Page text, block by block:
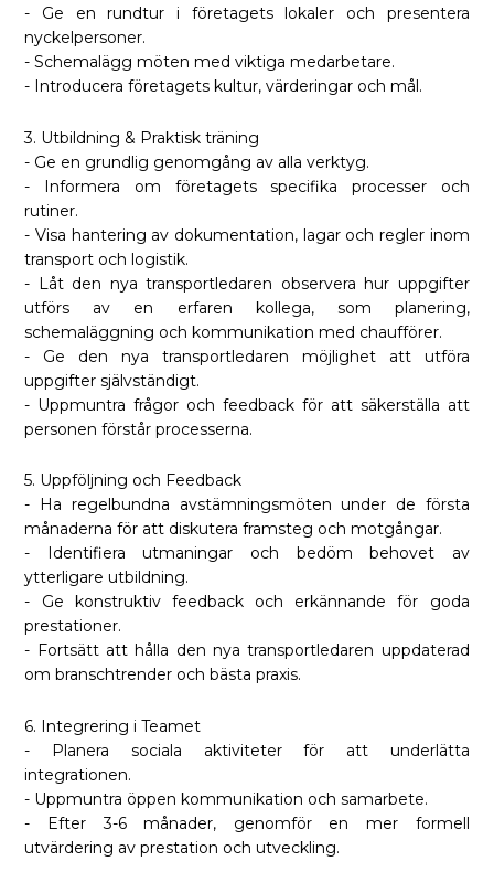
- Ge en rundtur i företagets lokaler och presentera
nyckelpersoner.
- Schemalägg möten med viktiga medarbetare.
- Introducera företagets kultur, värderingar och mål.
3. Utbildning & Praktisk träning
- Ge en grundlig genomgång av alla verktyg.
- Informera om företagets specifika processer och
rutiner.
- Visa hantering av dokumentation, lagar och regler inom
transport och logistik.
- Låt den nya transportledaren observera hur uppgifter
utförs av en erfaren kollega, som planering,
schemaläggning och kommunikation med chaufförer.
- Ge den nya transportledaren möjlighet att utföra
uppgifter självständigt.
- Uppmuntra frågor och feedback för att säkerställa att
personen förstår processerna.
5. Uppföljning och Feedback
- Ha regelbundna avstämningsmöten under de första
månaderna för att diskutera framsteg och motgångar.
- Identifiera utmaningar och bedöm behovet av
ytterligare utbildning.
- Ge konstruktiv feedback och erkännande för goda
prestationer.
- Fortsätt att hålla den nya transportledaren uppdaterad
om branschtrender och bästa praxis.
6. Integrering i Teamet
- Planera sociala aktiviteter för att underlätta
integrationen.
- Uppmuntra öppen kommunikation och samarbete.
- Efter 3-6 månader, genomför en mer formell
utvärdering av prestation och utveckling.